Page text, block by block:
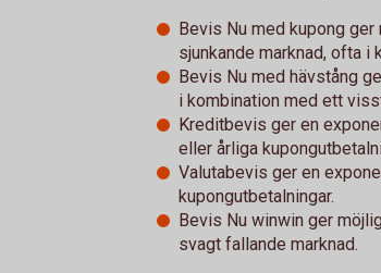
Bevis Nu med kupong
sjunkande marknad, ofta
Bevis Nu med hävstång
i kombination med ett
Kreditbevis ger en
eller årliga
Valutabevis ger en
kupongutbetalningar.
Bevis Nu winwin ger
svagt fallande marknad.